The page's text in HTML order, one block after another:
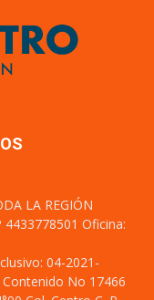
LA REGIÓN
4433778501 Oficina:
04-2021-
No 17466